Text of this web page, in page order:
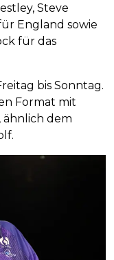
Steve
England sowie
für das
bis Sonntag.
Format mit
dem